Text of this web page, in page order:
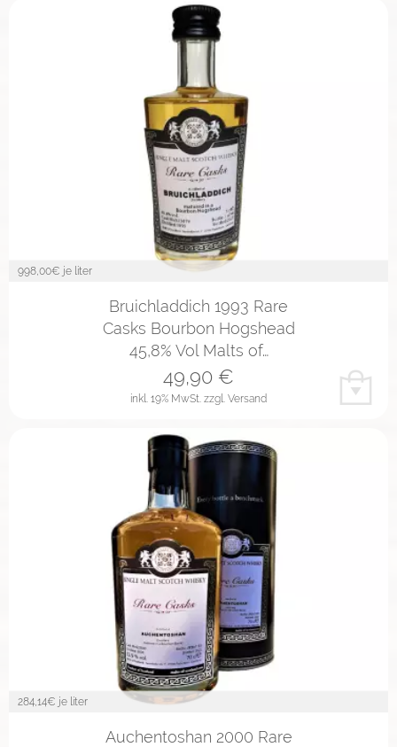
998,00€ je liter
Bruichladdich 1993 Rare
Casks Bourbon Hogshead
45,8% Vol Malts of…
inkl. 19% MwSt. zzgl. Versand
49,90 €
284,14€ je liter
Auchentoshan 2000 Rare